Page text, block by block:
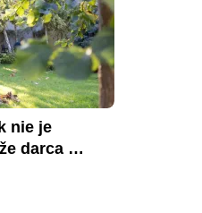
nie je
darca